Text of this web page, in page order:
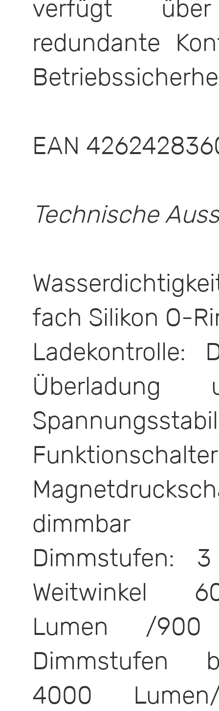
verfügt
redundante
EAN
Technische
fach Silikon O-
Ladekontrolle:
Überladung
dimmbar
Dimmstufen:
Weitwinkel
Lumen /
Dimmstufen
4000